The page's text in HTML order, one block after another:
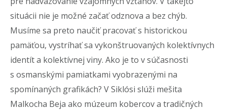
situácii nie je možné začať odznova a bez chýb.
Musíme sa preto naučiť pracovať s historickou
pamäťou, vystríhať sa vykonštruovaných kolektívnych
identít a kolektívnej viny. Ako je to v súčasnosti
s osmanskými pamiatkami vyobrazenými na
spomínaných grafikách? V Siklósi slúži mešita
Malkocha Beja ako múzeum kobercov a tradičných